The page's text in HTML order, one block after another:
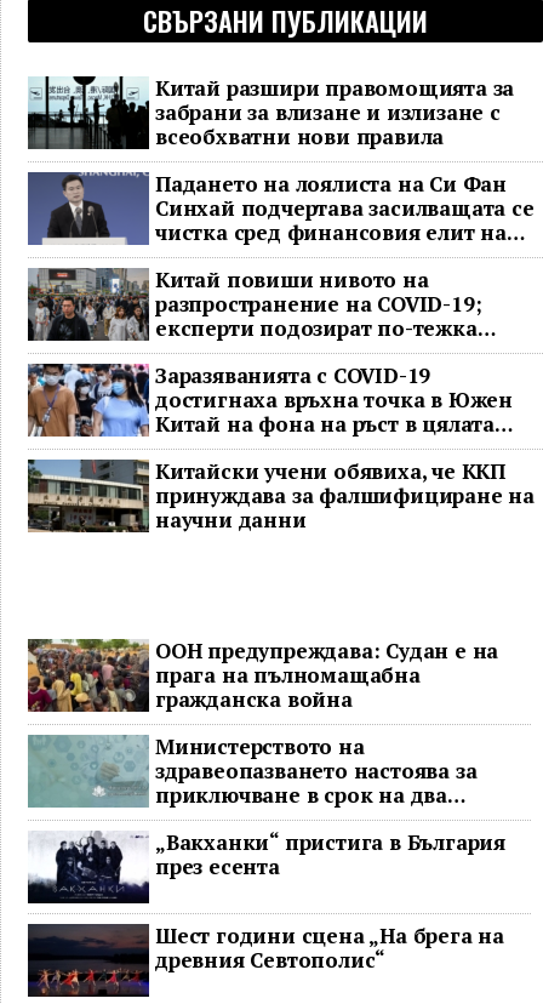
СВЪРЗАНИ ПУБЛИКАЦИИ
Китай разшири правомощията за
забрани за влизане и излизане с
всеобхватни нови правила
Падането на лоялиста на Си Фан
Синхай подчертава засилващата се
чистка сред финансовия елит на
Китай
Китай повиши нивото на
разпространение на COVID-19;
експерти подозират по-тежка
ситуация
Заразяванията с COVID-19
достигнаха връхна точка в Южен
Китай на фона на ръст в цялата
страна
Китайски учени обявиха, че ККП
принуждава за фалшифициране на
научни данни
ООН предупреждава: Судан е на
прага на пълномащабна
гражданска война
Министерството на
здравеопазването настоява за
приключване в срок на два
ключови строителни проекта
„Вакханки“ пристига в България
през есента
Шест години сцена „На брега на
древния Севтополис“